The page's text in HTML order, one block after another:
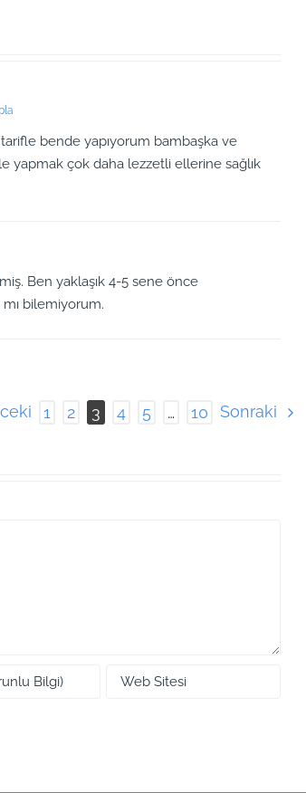
bende yapıyorum bambaşka ve
yapmak çok daha lezzetli ellerine sağlık
Ben yaklaşık 4-5 sene önce
mı bilemiyorum.
1 2 3 4 5 … 10 Sonraki